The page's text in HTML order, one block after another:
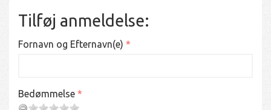
Tilføj anmeldelse:
Fornavn og Efternavn(e)
Bedømmelse